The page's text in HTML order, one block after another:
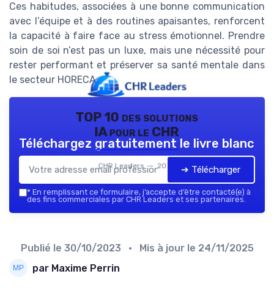
Ces habitudes, associées à une bonne communication
avec l’équipe et à des routines apaisantes, renforcent
la capacité à faire face au stress émotionnel. Prendre
soin de soi n’est pas un luxe, mais une nécessité pour
rester performant et préserver sa santé mentale dans
le secteur HORECA.
TOP 10 des solutions
IA pour le CHR
CHR Leaders — 2026
Téléchargez gratuitement le livre blanc
➔ Télécharger
* En remplissant ce formulaire, j’accepte d’être contacté(e) à
des fins commerciales par CHR Leaders et ses partenaires.
Publié le 30/10/2023 • Mis à jour le 24/11/2025
par Maxime Perrin